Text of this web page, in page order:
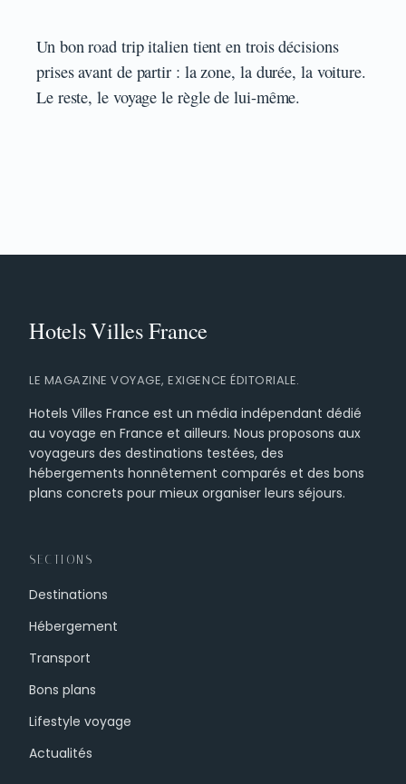
Un bon road trip italien tient en trois décisions
prises avant de partir : la zone, la durée, la voiture.
Le reste, le voyage le règle de lui-même.
LE MAGAZINE VOYAGE, EXIGENCE ÉDITORIALE.
Hotels Villes France est un média indépendant dédié
au voyage en France et ailleurs. Nous proposons aux
voyageurs des destinations testées, des
hébergements honnêtement comparés et des bons
plans concrets pour mieux organiser leurs séjours.
SECTIONS
Destinations
Hébergement
Transport
Bons plans
Lifestyle voyage
Actualités